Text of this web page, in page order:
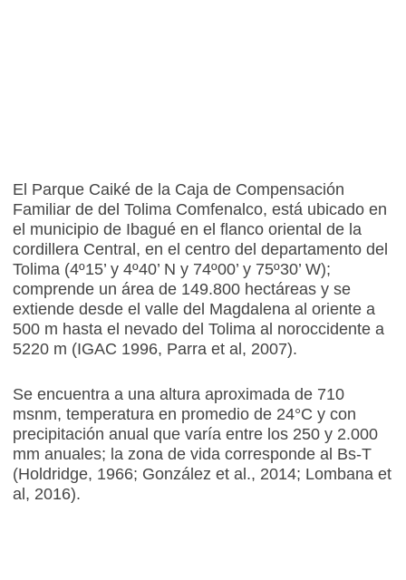
El Parque Caiké de la Caja de Compensación
Familiar de del Tolima Comfenalco, está ubicado en
el municipio de Ibagué en el flanco oriental de la
cordillera Central, en el centro del departamento del
Tolima (4º15’ y 4º40’ N y 74º00’ y 75º30’ W);
comprende un área de 149.800 hectáreas y se
extiende desde el valle del Magdalena al oriente a
500 m hasta el nevado del Tolima al noroccidente a
5220 m (IGAC 1996, Parra et al, 2007).
Se encuentra a una altura aproximada de 710
msnm, temperatura en promedio de 24°C y con
precipitación anual que varía entre los 250 y 2.000
mm anuales; la zona de vida corresponde al Bs-T
(Holdridge, 1966; González et al., 2014; Lombana et
al, 2016).